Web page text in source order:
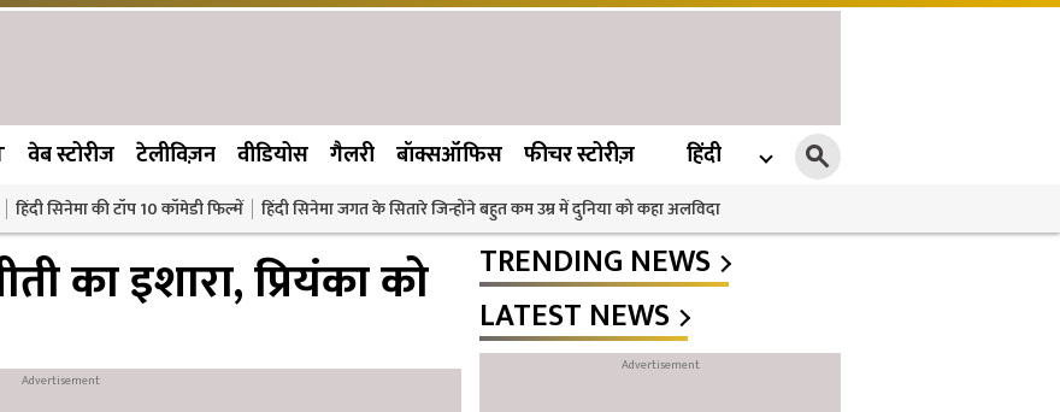
वेब स्टोरीज टेलीविज़न वीडियोस गैलरी बॉक्सऑफिस फीचर स्टोरीज़ हिंदी
हिंदी सिनेमा की टॉप 10 कॉमेडी फिल्में हिंदी सिनेमा जगत के सितारे जिन्होंने बहुत कम उम्र में दुनिया को कहा अलविदा
का इशारा, प्रियंका को
TRENDING NEWS
LATEST NEWS